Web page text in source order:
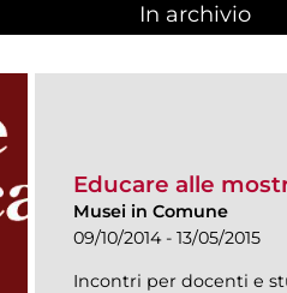
In archivio
Educare alle
Musei in Comune
09/10/2014 - 13/05/2015
Incontri per docenti e